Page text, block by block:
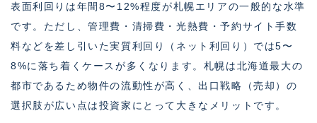
表面利回りは年間8〜12%程度が札幌エリアの一般的な水準
です。ただし、管理費・清掃費・光熱費・予約サイト手数
料などを差し引いた実質利回り（ネット利回り）では5〜
8%に落ち着くケースが多くなります。札幌は北海道最大の
都市であるため物件の流動性が高く、出口戦略（売却）の
選択肢が広い点は投資家にとって大きなメリットです。